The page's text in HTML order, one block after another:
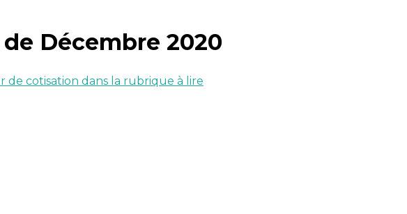
Décembre 2020
de cotisation dans la rubrique à lire